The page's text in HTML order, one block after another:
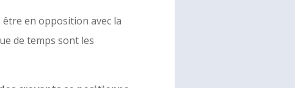
être en opposition avec la
de temps sont les